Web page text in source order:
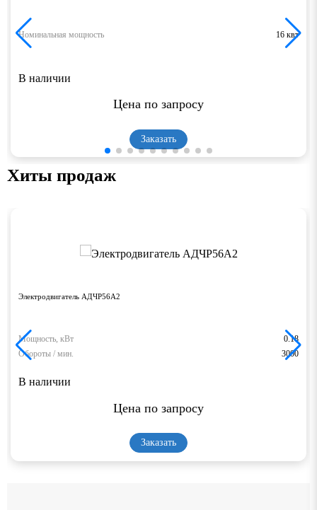
Номинальная мощность 16 квт
В наличии
Цена по запросу
Заказать
Хиты продаж
Электродвигатель АДЧР56А2
Мощность, кВт
0.18
Обороты / мин.
3000
В наличии
Цена по запросу
Заказать